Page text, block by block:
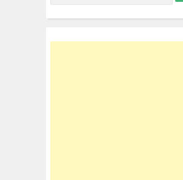
e
r